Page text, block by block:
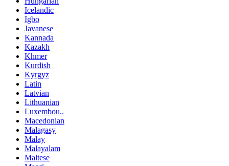
Icelandic
Igbo
Javanese
Kannada
Kazakh
Khmer
Kurdish
Kyrgyz
Latin
Latvian
Lithuanian
Luxembou..
Macedonian
Malagasy
Malay
Malayalam
Maltese